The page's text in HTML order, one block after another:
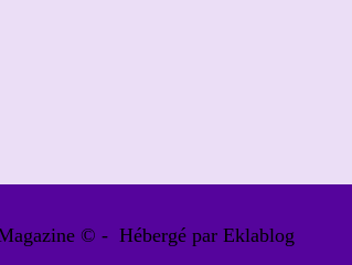
© - Hébergé par Eklablog